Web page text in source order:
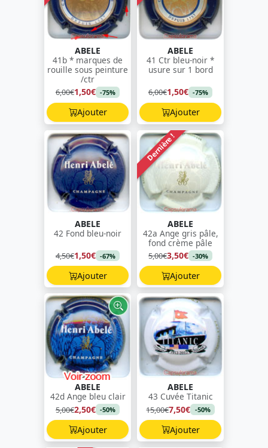
ABELE
41b * marques de
rouille sous peinture
/ctr
6,00€1,50€ -75%
Ajouter
ABELE
41 Ctr bleu-noir *
usure sur 1 bord
6,00€1,50€ -75%
Ajouter
ABELE
42 Fond bleu-noir
4,50€1,50€ -67%
Ajouter
Dernière !
ABELE
42a Ange gris pâle,
fond crème pâle
5,00€3,50€ -30%
Ajouter
ABELE
42d Ange bleu clair
5,00€2,50€ -50%
Ajouter
ABELE
43 Cuvée Titanic
15,00€7,50€ -50%
Ajouter